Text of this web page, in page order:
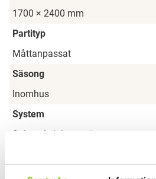
1700 × 2400 mm
Partityp
Måttanpassat
Säsong
Inomhus
System
Solo enkelglasparti
2-delat skjutparti med fast överljus